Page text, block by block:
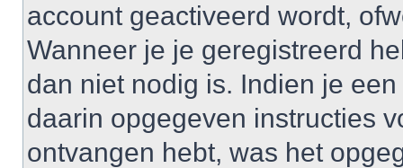
account geactiveerd wordt,
Wanneer je je geregistreerd
dan niet nodig is. Indien je
daarin opgegeven instructies
ontvangen hebt, was het